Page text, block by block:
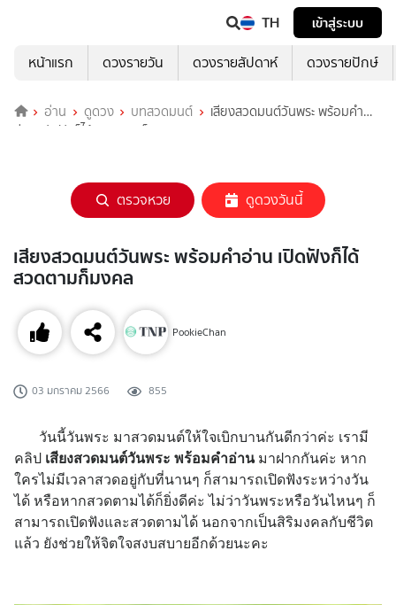
TH
เข้าสู่ระบบ
หน้าแรก
ดวงรายวัน ดวงรายสัปดาห์ ดวงรายปักษ์
อ่าน ดูดวง บทสวดมนต์
เสียงสวดมนต์วันพระ พร้อมคำ
อ่าน เปิดฟังก็ได้ สวดตามก็มงคล
ตรวจหวย ดูดวงวันนี้
เสียงสวดมนต์วันพระ พร้อมคำอ่าน เปิดฟังก็ได้
สวดตามก็มงคล
PookieChan
03 มกราคม 2566 855
วันนี้วันพระ มาสวดมนต์ให้ใจเบิกบานกันดีกว่าค่ะ เรามี
คลิป เสียงสวดมนต์วันพระ พร้อมคำอ่าน มาฝากกันค่ะ หาก
ใครไม่มีเวลาสวดอยู่กับที่นานๆ ก็สามารถเปิดฟังระหว่างวัน
ได้ หรือหากสวดตามได้ก็ยิ่งดีค่ะ ไม่ว่าวันพระหรือวันไหนๆ ก็
สามารถเปิดฟังและสวดตามได้ นอกจากเป็นสิริมงคลกับชีวิต
แล้ว ยังช่วยให้จิตใจสงบสบายอีกด้วยนะคะ